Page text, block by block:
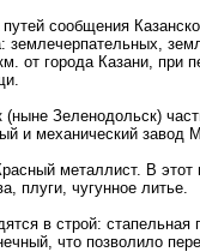
сообщения
землечерпательных,
от города Казани, при
Зеленодольск)
и механический завод
металлист. В
плуги, чугунное литье.
в строй:
что позволило